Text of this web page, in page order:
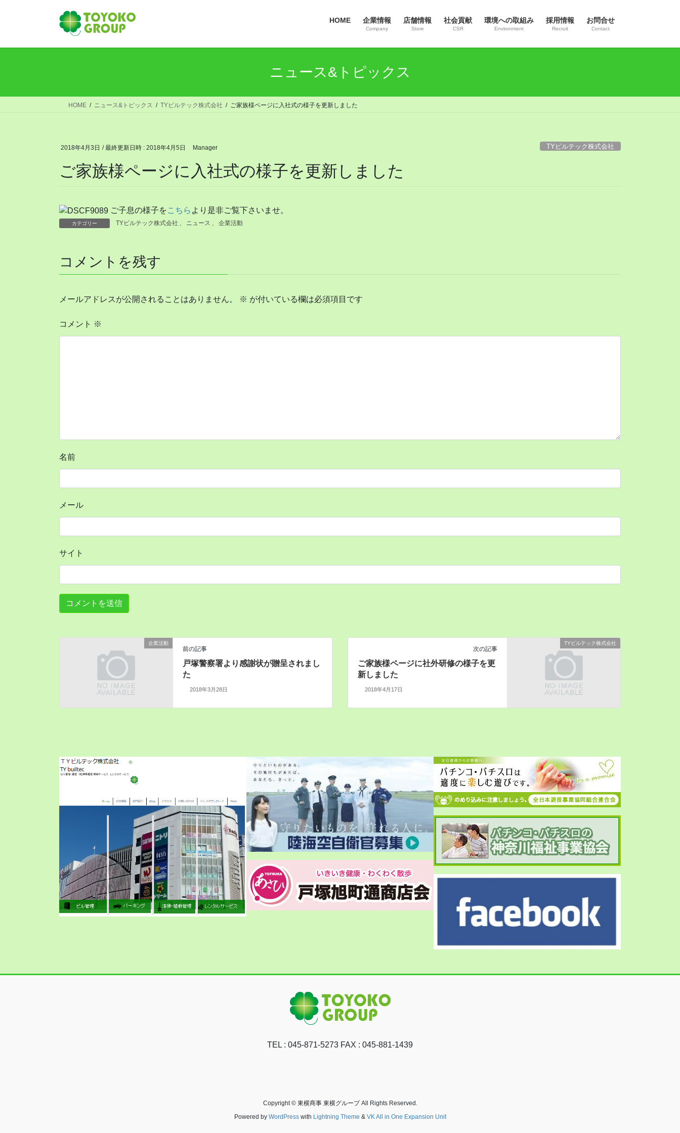
HOME 企業情報
Company
店舗情報
Store
社会貢献
CSR
環境への取組み
Environment
採用情報
Recruit
お問合せ
Contact
ニュース&トピックス
HOME ニュース&トピックス TYビルテック株式会社 ご家族様ページに入社式の様子を更新しました
2018年4月3日 / 最終更新日時 : 2018年4月5日 Manager TYビルテック株式会社
ご家族様ページに入社式の様子を更新しました
ご子息の様子をこちら より是非ご覧下さいませ。
カテゴリー TYビルテック株式会社 、 ニュース 、 企業活動
コメントを残す
メールアドレスが公開されることはありません。 ※ が付いている欄は必須項目です
コメント ※
名前
メール
サイト
企業活動
前の記事
戸塚警察署より感謝状が贈呈されまし
た
2018年3月28日
TYビルテック株式会社
次の記事
ご家族様ページに社外研修の様子を更
新しました
2018年4月17日
TEL : 045-871-5273 FAX : 045-881-1439
Copyright © 東横商事 東横グループ All Rights Reserved.
Powered by WordPresswith Lightning Theme & VK All in One Expansion Unit